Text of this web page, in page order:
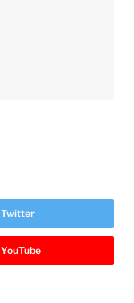
Twitter
YouTube